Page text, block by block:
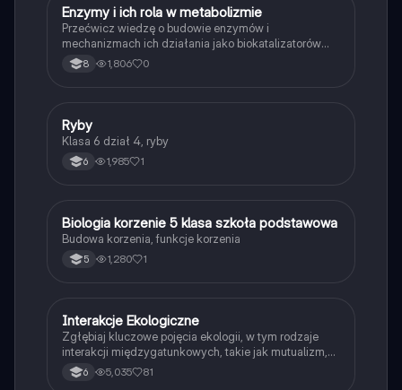
EBiologia
Enzymy i ich rola w metabolizmie
Przećwicz wiedzę o budowie enzymów i
mechanizmach ich działania jako biokatalizatorów
przyspieszających reakcje.
8 1,806 0
RBiologia
Ryby
Klasa 6 dział 4, ryby
6 1,985 1
BBiologia
Biologia korzenie 5 klasa szkoła podstawowa
Budowa korzenia, funkcje korzenia
5 1,280 1
Biologia
Interakcje Ekologiczne
Zgłębiaj kluczowe pojęcia ekologii, w tym rodzaje
interakcji międzygatunkowych, takie jak mutualizm,
komensalizm, drapieżnictwo i pasożytnictwo.
Dowiedz się o strukturze populacji, ekosystemach
6 5,035 81